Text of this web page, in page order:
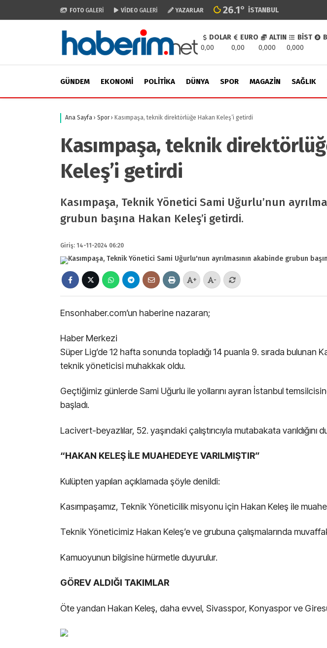
FOTO GALERİ VİDEO GALERİ YAZARLAR 26.1° İSTANBUL
DOLAR
0,00
EURO
0,00
ALTIN
0,000
BİST
0,000
GÜNDEM EKONOMI POLITIKA DÜNYA SPOR MAGAZIN SAĞLIK
Ana Sayfa › Spor› Kasımpaşa, teknik direktörlüğe Hakan Keleş’i getirdi
Kasımpaşa, teknik
Keleş’i getirdi
Kasımpaşa, Teknik Yönetici Sami Uğurlu’nun
grubun başına Hakan Keleş’i getirdi.
Giriş: 14-11-2024 06:20
+ -
Ensonhaber.com’un haberine nazaran;
Haber Merkezi
Süper Lig’de 12 hafta sonunda topladığı 14 puanla 9. sırada bulunan
teknik yöneticisi muhakkak oldu.
Geçtiğimiz günlerde Sami Uğurlu ile yollarını ayıran İstanbul
başladı.
Lacivert-beyazlılar, 52. yaşındaki çalıştırıcıyla mutabakata varıldığını
“HAKAN KELEŞ İLE MUAHEDEYE VARILMIŞTIR”
Kulüpten yapılan açıklamada şöyle denildi:
Kasımpaşamız, Teknik Yöneticilik misyonu için Hakan Keleş ile
Teknik Yöneticimiz Hakan Keleş’e ve grubuna çalışmalarında
Kamuoyunun bilgisine hürmetle duyurulur.
GÖREV ALDIĞI TAKIMLAR
Öte yandan Hakan Keleş, daha evvel, Sivasspor, Konyaspor ve